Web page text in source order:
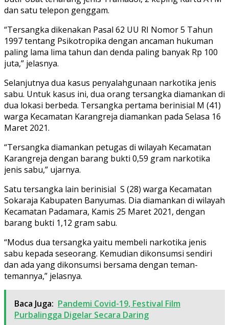
dan satu telepon genggam.
“Tersangka dikenakan Pasal 62 UU RI Nomor 5 Tahun
1997 tentang Psikotropika dengan ancaman hukuman
paling lama lima tahun dan denda paling banyak Rp 100
juta,” jelasnya.
Selanjutnya dua kasus penyalahgunaan narkotika jenis
sabu. Untuk kasus ini, dua orang tersangka diamankan di
dua lokasi berbeda. Tersangka pertama berinisial M (41)
warga Kecamatan Karangreja diamankan pada Selasa 16
Maret 2021.
“Tersangka diamankan petugas di wilayah Kecamatan
Karangreja dengan barang bukti 0,59 gram narkotika
jenis sabu,” ujarnya.
Satu tersangka lain berinisial S (28) warga Kecamatan
Sokaraja Kabupaten Banyumas. Dia diamankan di wilayah
Kecamatan Padamara, Kamis 25 Maret 2021, dengan
barang bukti 1,12 gram sabu.
“Modus dua tersangka yaitu membeli narkotika jenis
sabu kepada seseorang. Kemudian dikonsumsi sendiri
dan ada yang dikonsumsi bersama dengan teman-
temannya,” jelasnya.
Baca Juga: Pandemi Covid-19, Festival Film
Purbalingga Digelar Secara Daring